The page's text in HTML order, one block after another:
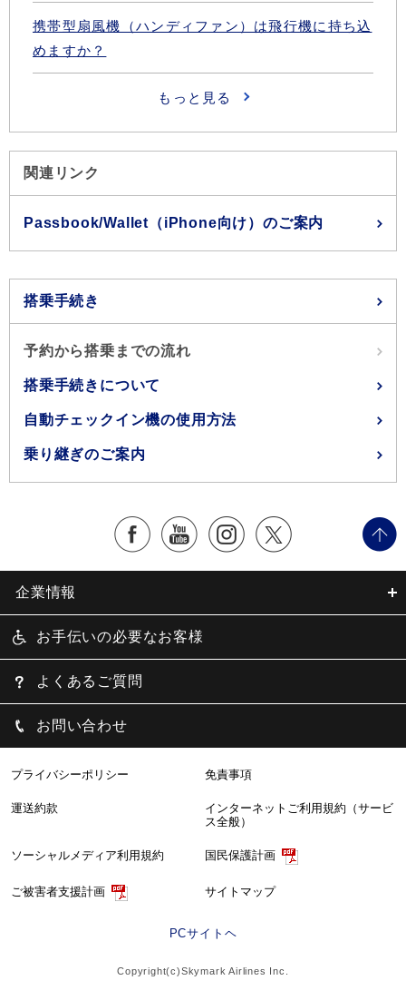
関連リンク
Passbook/Wallet（iPhone向け）のご案内
搭乗手続き
予約から搭乗までの流れ
搭乗手続きについて
自動チェックイン機の使用方法
乗り継ぎのご案内
企業情報
お手伝いの必要なお客様
よくあるご質問
お問い合わせ
プライバシーポリシー 免責事項
運送約款
インターネットご利用規約（サービ
ス全般）
ソーシャルメディア利用規約 国民保護計画
ご被害者支援計画 サイトマップ
PCサイトヘ
Copyright(c)Skymark Airlines Inc.